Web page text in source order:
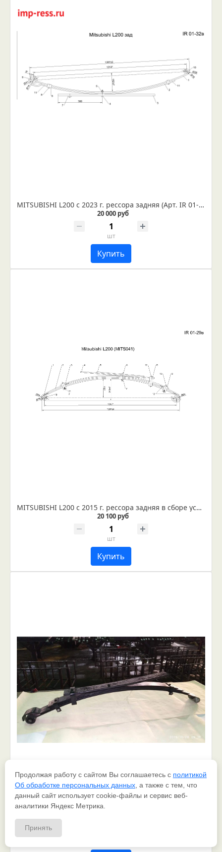
MITSUBISHI L200 с 2023 г. рессора задняя (Арт. IR 01-32в)
20 000 руб
шт
Купить
MITSUBISHI L200 с 2015 г. рессора задняя в сборе усиленная, лифтованная 50мм (Арт. IR 01-29в)
20 100 руб
шт
Купить
Продолжая работу с сайтом Вы соглашаетесь с политикой
Об обработке персональных данных , а также с тем, что
данный сайт использует cookie-файлы и сервис веб-
аналитики Яндекс Метрика.
Принять